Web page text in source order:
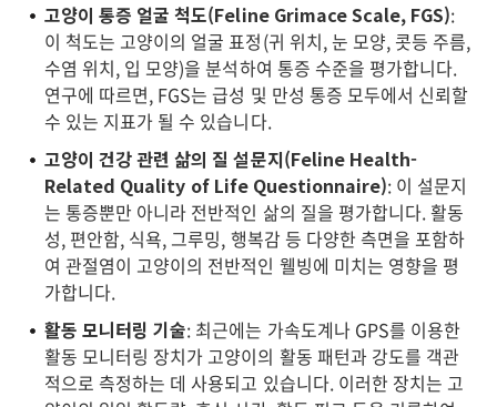
고양이 통증 얼굴 척도(Feline Grimace Scale, FGS):
이 척도는 고양이의 얼굴 표정(귀 위치, 눈 모양, 콧등 주름,
수염 위치, 입 모양)을 분석하여 통증 수준을 평가합니다.
연구에 따르면, FGS는 급성 및 만성 통증 모두에서 신뢰할
수 있는 지표가 될 수 있습니다.
고양이 건강 관련 삶의 질 설문지(Feline Health-
Related Quality of Life Questionnaire): 이 설문지
는 통증뿐만 아니라 전반적인 삶의 질을 평가합니다. 활동
성, 편안함, 식욕, 그루밍, 행복감 등 다양한 측면을 포함하
여 관절염이 고양이의 전반적인 웰빙에 미치는 영향을 평
가합니다.
활동 모니터링 기술: 최근에는 가속도계나 GPS를 이용한
활동 모니터링 장치가 고양이의 활동 패턴과 강도를 객관
적으로 측정하는 데 사용되고 있습니다. 이러한 장치는 고